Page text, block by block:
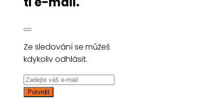
Ze sledování se můžeš
kdykoliv odhlásit.